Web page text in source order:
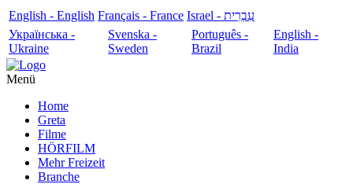
English - English Français - France
עִבְרִית - Israel
Українська -
Ukraine
Svenska -
Sweden
Português -
Brazil
English -
India
Menü
Home
Greta
Filme
HÖRFILM
Mehr Freizeit
Branche